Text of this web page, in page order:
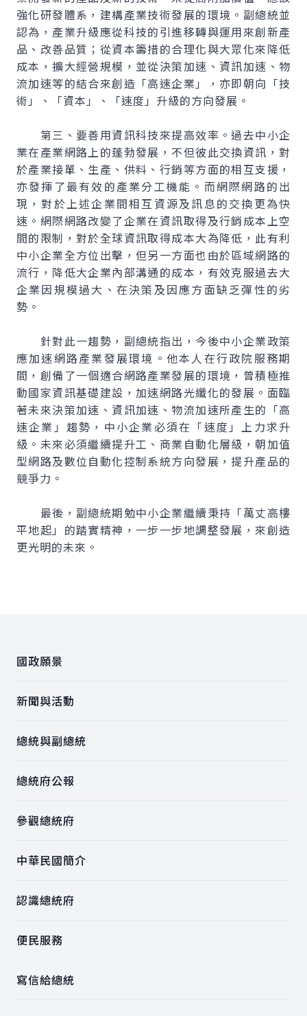
強化研發體系，建構產業技術發展的環境。副總統並
認為，產業升級應從科技的引進移轉與運用來創新產
品、改善品質；從資本籌措的合理化與大眾化來降低
成本，擴大經營規模，並從決策加速、資訊加速、物
流加速等的結合來創造「高速企業」，亦即朝向「技
術」、「資本」、「速度」升級的方向發展。
第三、要善用資訊科技來提高效率。過去中小企
業在產業網路上的蓬勃發展，不但彼此交換資訊，對
於產業接單、生產、供料、行銷等方面的相互支援，
亦發揮了最有效的產業分工機能。而網際網路的出
現，對於上述企業間相互資源及訊息的交換更為快
速。網際網路改變了企業在資訊取得及行銷成本上空
間的限制，對於全球資訊取得成本大為降低，此有利
中小企業全方位出擊，但另一方面也由於區域網路的
流行，降低大企業內部溝通的成本，有效克服過去大
企業因規模過大、在決策及因應方面缺乏彈性的劣
勢。
針對此一趨勢，副總統指出，今後中小企業政策
應加速網路產業發展環境。他本人在行政院服務期
間，創備了一個適合網路產業發展的環境，曾積極推
動國家資訊基礎建設，加速網路光纖化的發展。面臨
著未來決策加速、資訊加速、物流加速所產生的「高
速企業」趨勢，中小企業必須在「速度」上力求升
級。未來必須繼續提升工、商業自動化層級，朝加值
型網路及數位自動化控制系統方向發展，提升產品的
競爭力。
最後，副總統期勉中小企業繼續秉持「萬丈高樓
平地起」的踏實精神，一步一步地調整發展，來創造
更光明的未來。
國政願景
新聞與活動
總統與副總統
總統府公報
參觀總統府
中華民國簡介
認識總統府
便民服務
寫信給總統